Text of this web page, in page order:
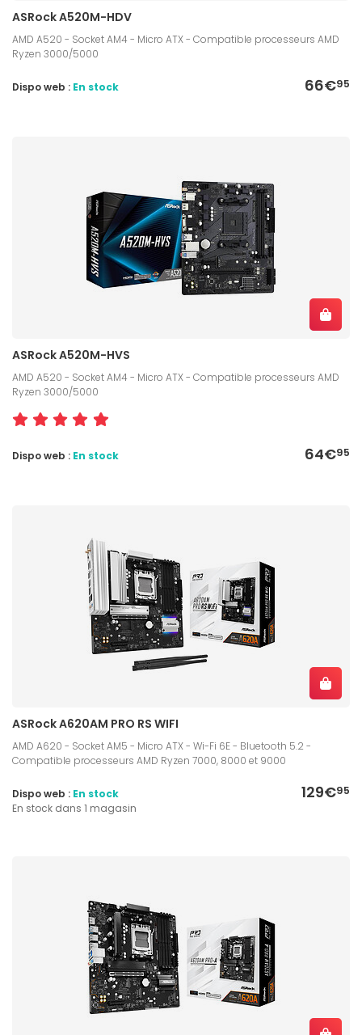
ASRock A520M-HDV
AMD A520 - Socket AM4 - Micro ATX - Compatible processeurs AMD
Ryzen 3000/5000
66€95
Dispo web : En stock
ASRock A520M-HVS
AMD A520 - Socket AM4 - Micro ATX - Compatible processeurs AMD
Ryzen 3000/5000
64€95
Dispo web : En stock
ASRock A620AM PRO RS WIFI
AMD A620 - Socket AM5 - Micro ATX - Wi-Fi 6E - Bluetooth 5.2 -
Compatible processeurs AMD Ryzen 7000, 8000 et 9000
129€95
Dispo web : En stock
En stock dans 1 magasin